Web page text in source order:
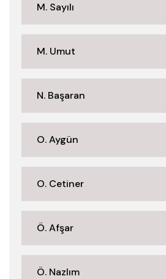
M. Sayılı
M. Umut
N. Başaran
O. Aygün
O. Cetiner
Ö. Afşar
Ö. Nazlım